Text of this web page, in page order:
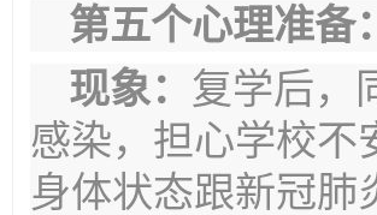
第五个心理准备
现象： 复学后，
感染，担心学校不
身体状态跟新冠肺